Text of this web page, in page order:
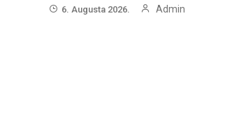
6. Augusta 2026. Admin